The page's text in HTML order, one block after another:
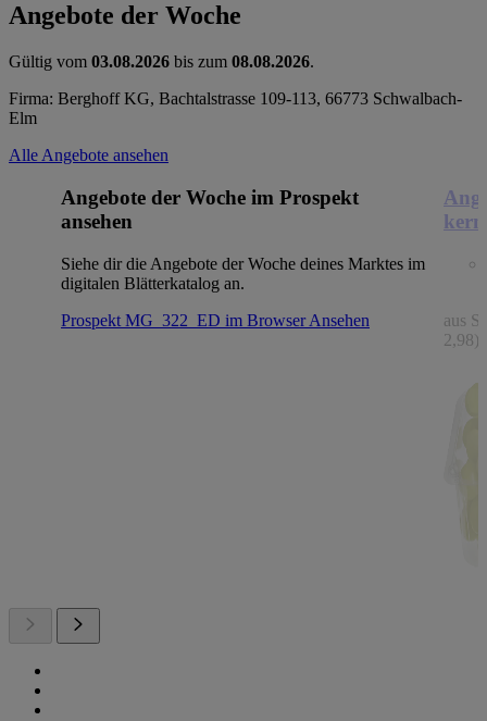
Angebote der Woche
Gültig vom 03.08.2026 bis zum 08.08.2026.
Firma: Berghoff KG, Bachtalstrasse 109-113, 66773 Schwalbach-
Elm
Alle Angebote ansehen
Angebote der Woche im Prospekt
ansehen
Siehe dir die Angebote der Woche deines Marktes im
digitalen Blätterkatalog an.
Prospekt MG_322_ED im BrowserAnsehen
aus
2,98)